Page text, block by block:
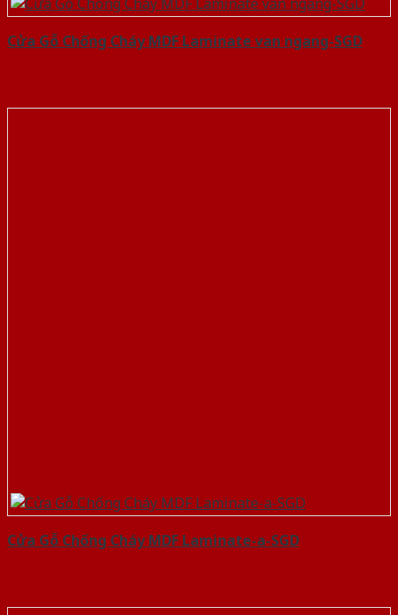
Cửa Gỗ Chống Cháy MDF Laminate van ngang-SGD
Cửa Gỗ Chống Cháy MDF Laminate-a-SGD